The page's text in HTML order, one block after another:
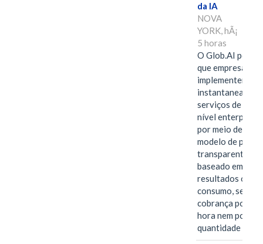
da IA
NOVA
YORK, hÃ¡
5 horas
O Glob.AI
que empresas
implementem
serviços de IA de
nível enterprise
por meio de um
modelo de
transparente,
baseado em
resultados ou
consumo, sem
cobrança por
hora nem por
quantidade de…